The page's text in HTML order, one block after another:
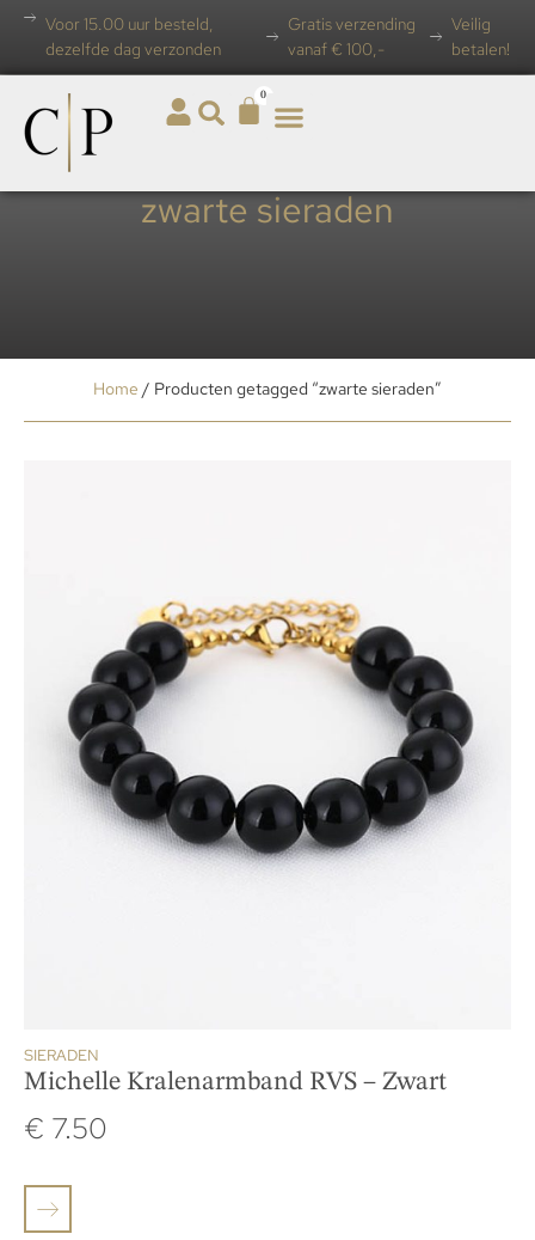
Voor 15.00 uur besteld,
dezelfde dag verzonden
Gratis verzending
vanaf € 100,-
Veilig
betalen!
0
zwarte sieraden
Home / Producten getagged “zwarte sieraden”
SIERADEN
Michelle Kralenarmband RVS – Zwart
€ 7.50